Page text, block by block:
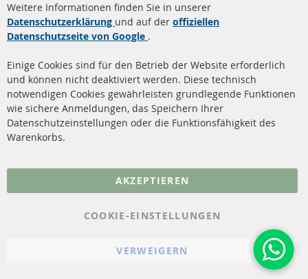
Dieselpartikelfilter (DPF)
Dieselpartikelfilter
Katalysator (KAT)
Sensoren
FAQ
Über uns
Versandkosten
Kontakt
Vertrag widerrufen
Weitere Informationen finden Sie in unserer
Datenschutzerklärung und auf der offiziellen
Datenschutzseite von Google .
Einige Cookies sind für den Betrieb der Website erforderlich
und können nicht deaktiviert werden. Diese technisch
notwendigen Cookies gewährleisten grundlegende Funktionen
wie sichere Anmeldungen, das Speichern Ihrer
Datenschutzeinstellungen oder die Funktionsfähigkeit des
Warenkorbs.
AKZEPTIEREN
COOKIE-EINSTELLUNGEN
VERWEIGERN